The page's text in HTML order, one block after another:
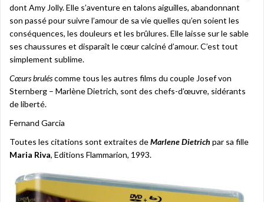
dont Amy Jolly. Elle s’aventure en talons aiguilles, abandonnant
son passé pour suivre l’amour de sa vie quelles qu’en soient les
conséquences, les douleurs et les brûlures. Elle laisse sur le sable
ses chaussures et disparaît le cœur calciné d’amour. C’est tout
simplement sublime.
Cœurs bruléscomme tous les autres films du couple Josef von
Sternberg – Marlène Dietrich, sont des chefs-d’œuvre, sidérants
de liberté.
Fernand Garcia
Toutes les citations sont extraites deMarlene Dietrich par sa fille
Maria Riva, Editions Flammarion, 1993.